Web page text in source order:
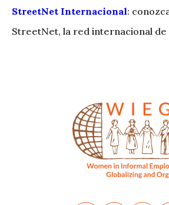
StreetNet Internacional:
StreetNet, la red internacional